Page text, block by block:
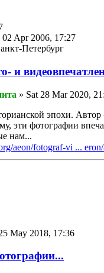
02 Apr 2006, 17:27
Петербург
и
» Sat 28 Mar 2020,
эпохи.
эти фотографии
нам...
aeon/fotograf-vi ...
May 2018, 17:36